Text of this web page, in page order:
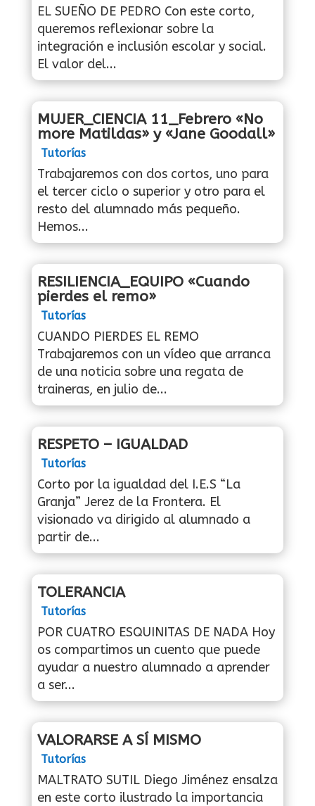
EL SUEÑO DE PEDRO Con este corto,
queremos reflexionar sobre la
integración e inclusión escolar y social.
El valor del...
MUJER_CIENCIA 11_Febrero «No
more Matildas» y «Jane Goodall»
Tutorías
Trabajaremos con dos cortos, uno para
el tercer ciclo o superior y otro para el
resto del alumnado más pequeño.
Hemos...
RESILIENCIA_EQUIPO «Cuando
pierdes el remo»
Tutorías
CUANDO PIERDES EL REMO
Trabajaremos con un vídeo que arranca
de una noticia sobre una regata de
traineras, en julio de...
RESPETO – IGUALDAD
Tutorías
Corto por la igualdad del I.E.S “La
Granja” Jerez de la Frontera. El
visionado va dirigido al alumnado a
partir de...
TOLERANCIA
Tutorías
POR CUATRO ESQUINITAS DE NADA Hoy
os compartimos un cuento que puede
ayudar a nuestro alumnado a aprender
a ser...
VALORARSE A SÍ MISMO
Tutorías
MALTRATO SUTIL Diego Jiménez ensalza
en este corto ilustrado la importancia